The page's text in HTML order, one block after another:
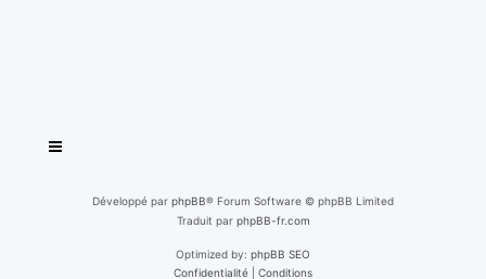
Développé par phpBB® Forum Software © phpBB Limited
Traduit par phpBB-fr.com
Optimized by: phpBB SEO
Confidentialité
Conditions